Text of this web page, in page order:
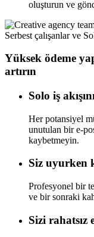
oluşturun ve
Serbest çalışanlar ve
Yüksek ödeme
artırın
Solo iş
Her potansiyel
unutulan bir e-
kaybetmeyin.
Siz uyurken
Profesyonel bir
ve bir sonraki
Sizi